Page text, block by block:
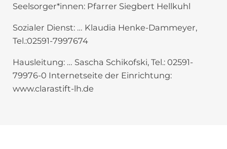
Seelsorger*innen: Pfarrer Siegbert Hellkuhl
Sozialer Dienst: … Klaudia Henke-Dammeyer,
Tel.:02591-7997674
Hausleitung: … Sascha Schikofski, Tel.: 02591-
79976-0 Internetseite der Einrichtung:
www.clarastift-lh.de